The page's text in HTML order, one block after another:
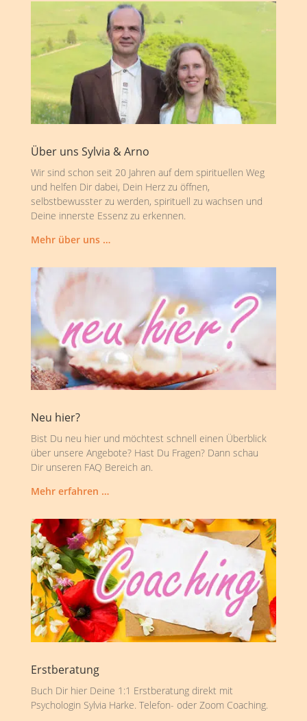
Über uns Sylvia & Arno
Wir sind schon seit 20 Jahren auf dem spirituellen Weg
und helfen Dir dabei, Dein Herz zu öffnen,
selbstbewusster zu werden, spirituell zu wachsen und
Deine innerste Essenz zu erkennen.
Mehr über uns …
Neu hier?
Bist Du neu hier und möchtest schnell einen Überblick
über unsere Angebote? Hast Du Fragen? Dann schau
Dir unseren FAQ Bereich an.
Mehr erfahren …
Erstberatung
Buch Dir hier Deine 1:1 Erstberatung direkt mit
Psychologin Sylvia Harke. Telefon- oder Zoom Coaching.